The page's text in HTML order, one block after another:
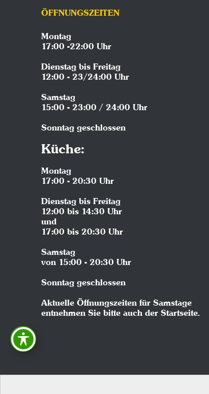
ÖFFNUNGSZEITEN
Montag
17:00 -22:00 Uhr
Dienstag bis Freitag
12:00 - 23/24:00 Uhr
Samstag
15:00 - 23:00 / 24:00 Uhr
Sonntag geschlossen
Küche:
Montag
17:00 - 20:30 Uhr
Dienstag bis Freitag
12:00 bis 14:30 Uhr
und
17:00 bis 20:30 Uhr
Samstag
von 15:00 - 20:30 Uhr
Sonntag geschlossen
Aktuelle Öffnungszeiten für Samstage
entnehmen Sie bitte auch der Startseite.